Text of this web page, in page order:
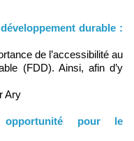
durable :
de l’accessibilité au
(FDD). Ainsi, afin d’y
Ary
opportunité pour le